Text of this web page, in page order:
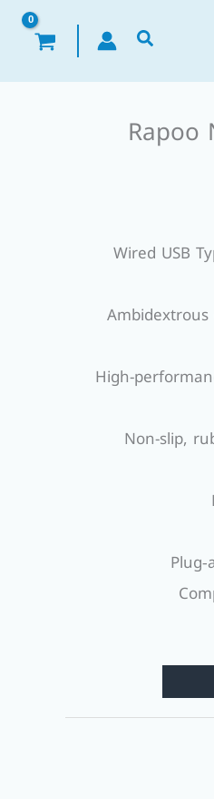
Rapoo
Wired USB
High-
Non-slip,